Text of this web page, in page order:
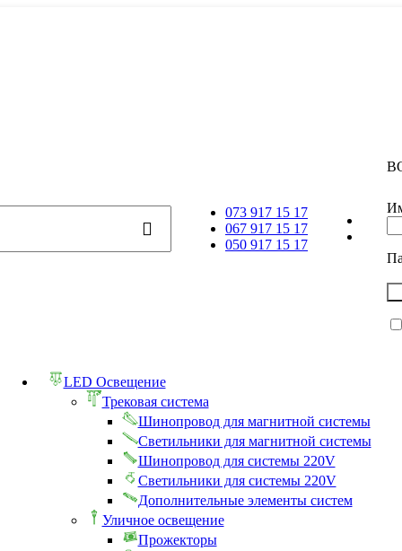
073 917 15 17
067 917 15 17
050 917 15 17
LED Освещение
Трековая система
Шинопровод для магнитной системы
Светильники для магнитной системы
Шинопровод для системы 220V
Светильники для системы 220V
Дополнительные элементы систем
Уличное освещение
Прожекторы